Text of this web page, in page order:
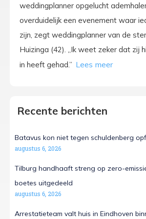
weddingplanner opgelucht
overduidelijk een evenement waar
zijn, zegt weddingplanner van de
Huizinga (42). „Ik weet zeker dat zij
in heeft gehad.”
Recente berichten
Batavus kon niet tegen schuldenberg
augustus 6, 2026
Tilburg handhaaft streng op zero-
boetes uitgedeeld
augustus 6, 2026
Arrestatieteam valt huis in Eindhoven